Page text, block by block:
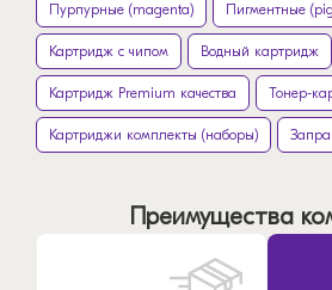
Пурпурные (magenta) Пигментные
Картридж с чипом Водный картридж
Картридж Premium качества Тонер-
Картриджи комплекты (наборы)
Преимущества